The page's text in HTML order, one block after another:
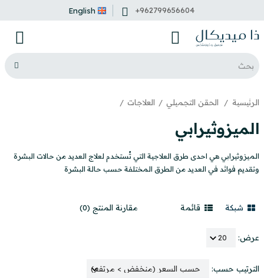
+962799656604
English
الرئيسية الحقن التجميلي العلاجات
الميزوثيرابي
الميزوثيرابي هي احدى طرق العلاجية التي تُستخدم لعلاج العديد من حالات البشرة
وتقديم فوائد في العديد من الطرق المختلفة حسب حالة البشرة
شبكة قائمة مقارنة المنتج (0)
عرض:
الترتيب حسب: